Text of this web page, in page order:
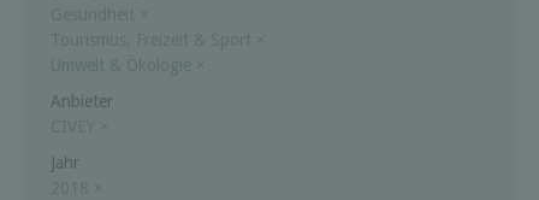
Gesundheit ×
Tourismus, Freizeit & Sport ×
Umwelt & Ökologie ×
Anbieter
CIVEY
×
Jahr
2018 ×